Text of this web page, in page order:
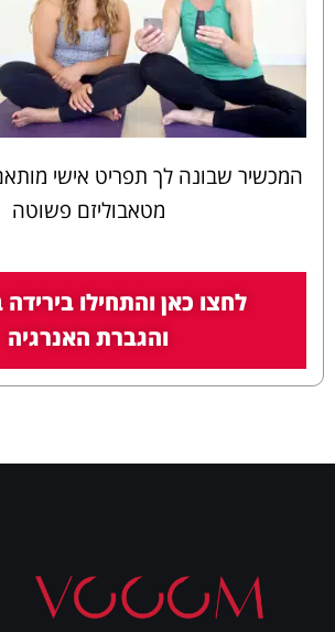
המכשיר שבונה לך תפריט אישי
מטאבוליזם פשוטה
לחצו כאן והתחילו
והגברת האנרגיה